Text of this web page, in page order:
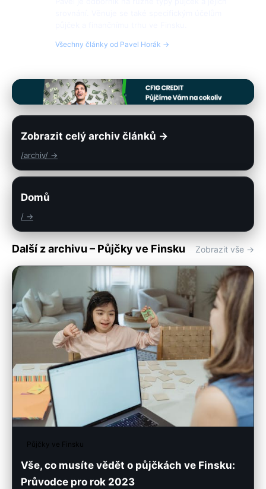
Všechny články od Pavel Horák →
Zobrazit celý archiv článků →
/archiv/ →
Domů
/ →
Další z archivu – Půjčky ve Finsku Zobrazit vše →
Půjčky ve Finsku
Vše, co musíte vědět o půjčkách ve Finsku:
Průvodce pro rok 2023